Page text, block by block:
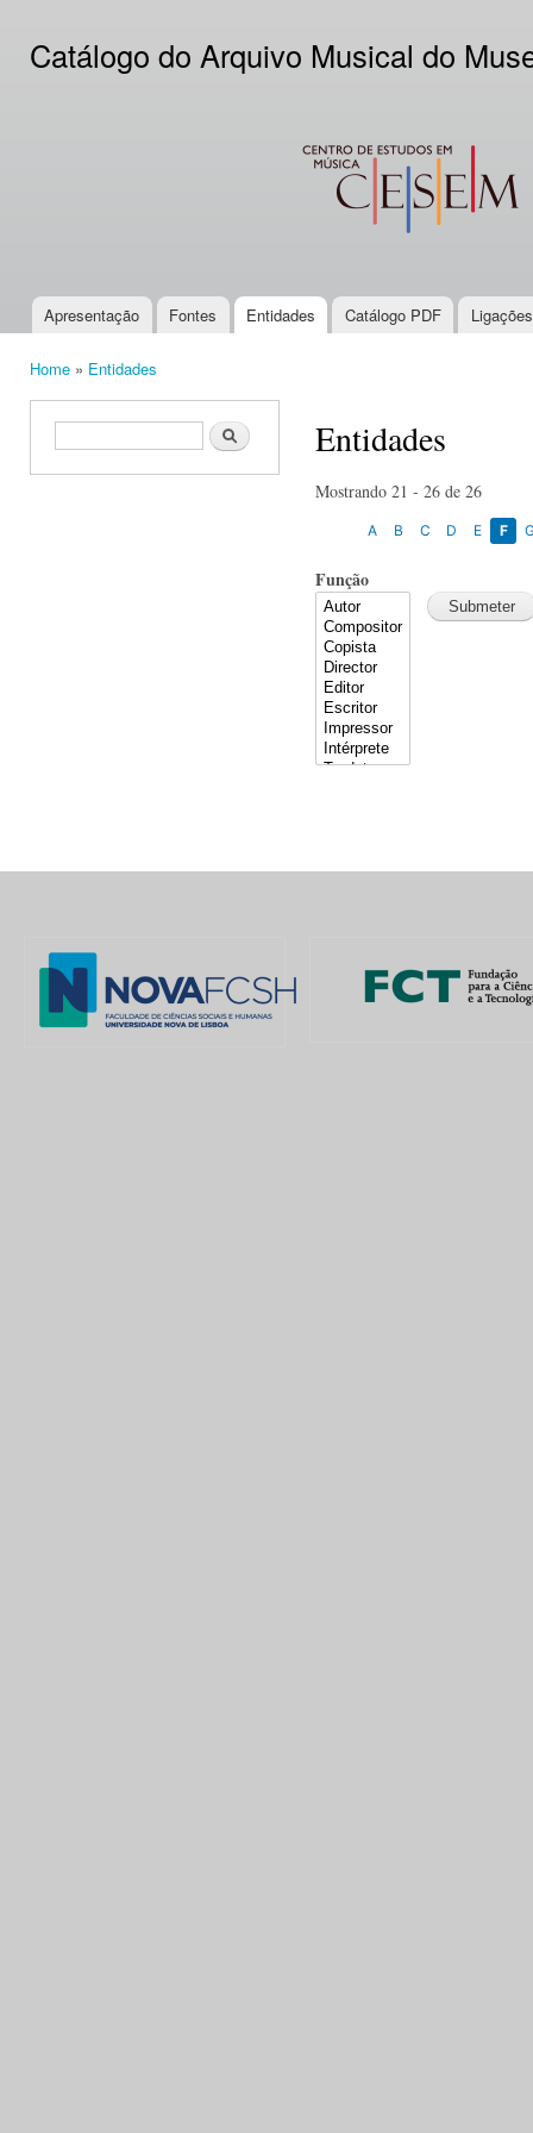
Catálogo do Arquivo Musical do
CESEM
Main menu
Apresentação Fontes Entidades Catálogo PDF
Home » Entidades
Search form Search Entidades
Mostrando 21 - 26 de 26
A B C D E F
Função